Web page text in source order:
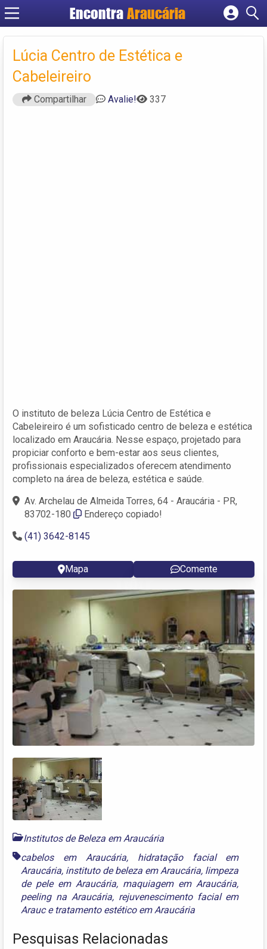
EncontraAraucária
Cadastrar empresa
Criar conta
Lúcia Centro de Estética e
Cabeleireiro
Compartilhar Avalie! 337
O instituto de beleza Lúcia Centro de Estética e
Cabeleireiro é um sofisticado centro de beleza e estética
localizado em Araucária. Nesse espaço, projetado para
propiciar conforto e bem-estar aos seus clientes,
profissionais especializados oferecem atendimento
completo na área de beleza, estética e saúde.
Av. Archelau de Almeida Torres, 64 - Araucária - PR,
83702-180
Endereço copiado!
(41) 3642-8145
Mapa Comente
Institutos de Beleza em Araucária
cabelos em Araucária, hidratação facial em
Araucária, instituto de beleza em Araucária, limpeza
de pele em Araucária, maquiagem em Araucária,
peeling na Araucária, rejuvenescimento facial em
Arauce tratamento estético em Araucária
Pesquisas Relacionadas